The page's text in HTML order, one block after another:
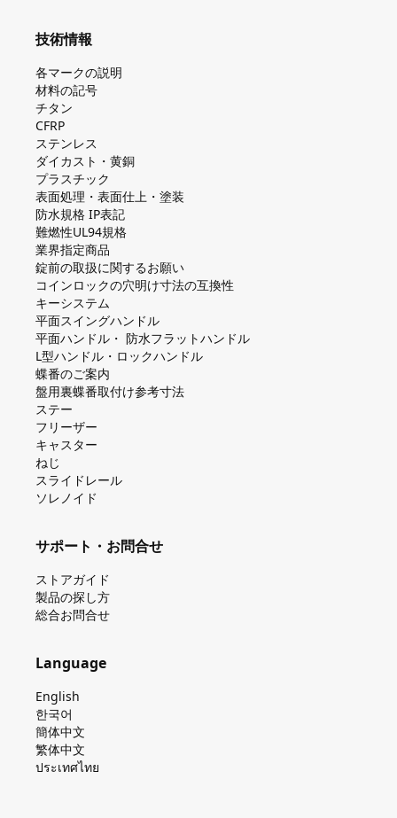
技術情報
各マークの説明
材料の記号
チタン
CFRP
ステンレス
ダイカスト・⻩銅
プラスチック
表面処理・表面仕上・塗装
防⽔規格 IP表記
難燃性UL94規格
業界指定商品
錠前の取扱に関するお願い
コインロックの⽳明け⼨法の互換性
キーシステム
平⾯スイングハンドル
平⾯ハンドル・ 防⽔フラットハンドル
L型ハンドル・ロックハンドル
蝶番のご案内
盤⽤裏蝶番取付け参考⼨法
ステー
フリーザー
キャスター
ねじ
スライドレール
ソレノイド
サポート・お問合せ
ストアガイド
製品の探し⽅
総合お問合せ
Language
English
한국어
簡体中文
繁体中文
ประเทศไทย